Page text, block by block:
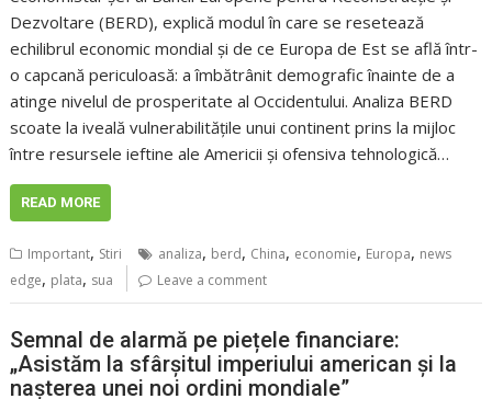
Dezvoltare (BERD), explică modul în care se resetează
echilibrul economic mondial și de ce Europa de Est se află într-
o capcană periculoasă: a îmbătrânit demografic înainte de a
atinge nivelul de prosperitate al Occidentului. Analiza BERD
scoate la iveală vulnerabilitățile unui continent prins la mijloc
între resursele ieftine ale Americii și ofensiva tehnologică…
READ MORE
Important, Stiri analiza, berd, China, economie, Europa, news
edge, plata, sua Leave a comment
Semnal de alarmă pe piețele financiare:
„Asistăm la sfârșitul imperiului american și la
nașterea unei noi ordini mondiale”